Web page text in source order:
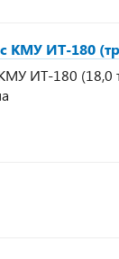
КМУ ИТ-180
ИТ-180